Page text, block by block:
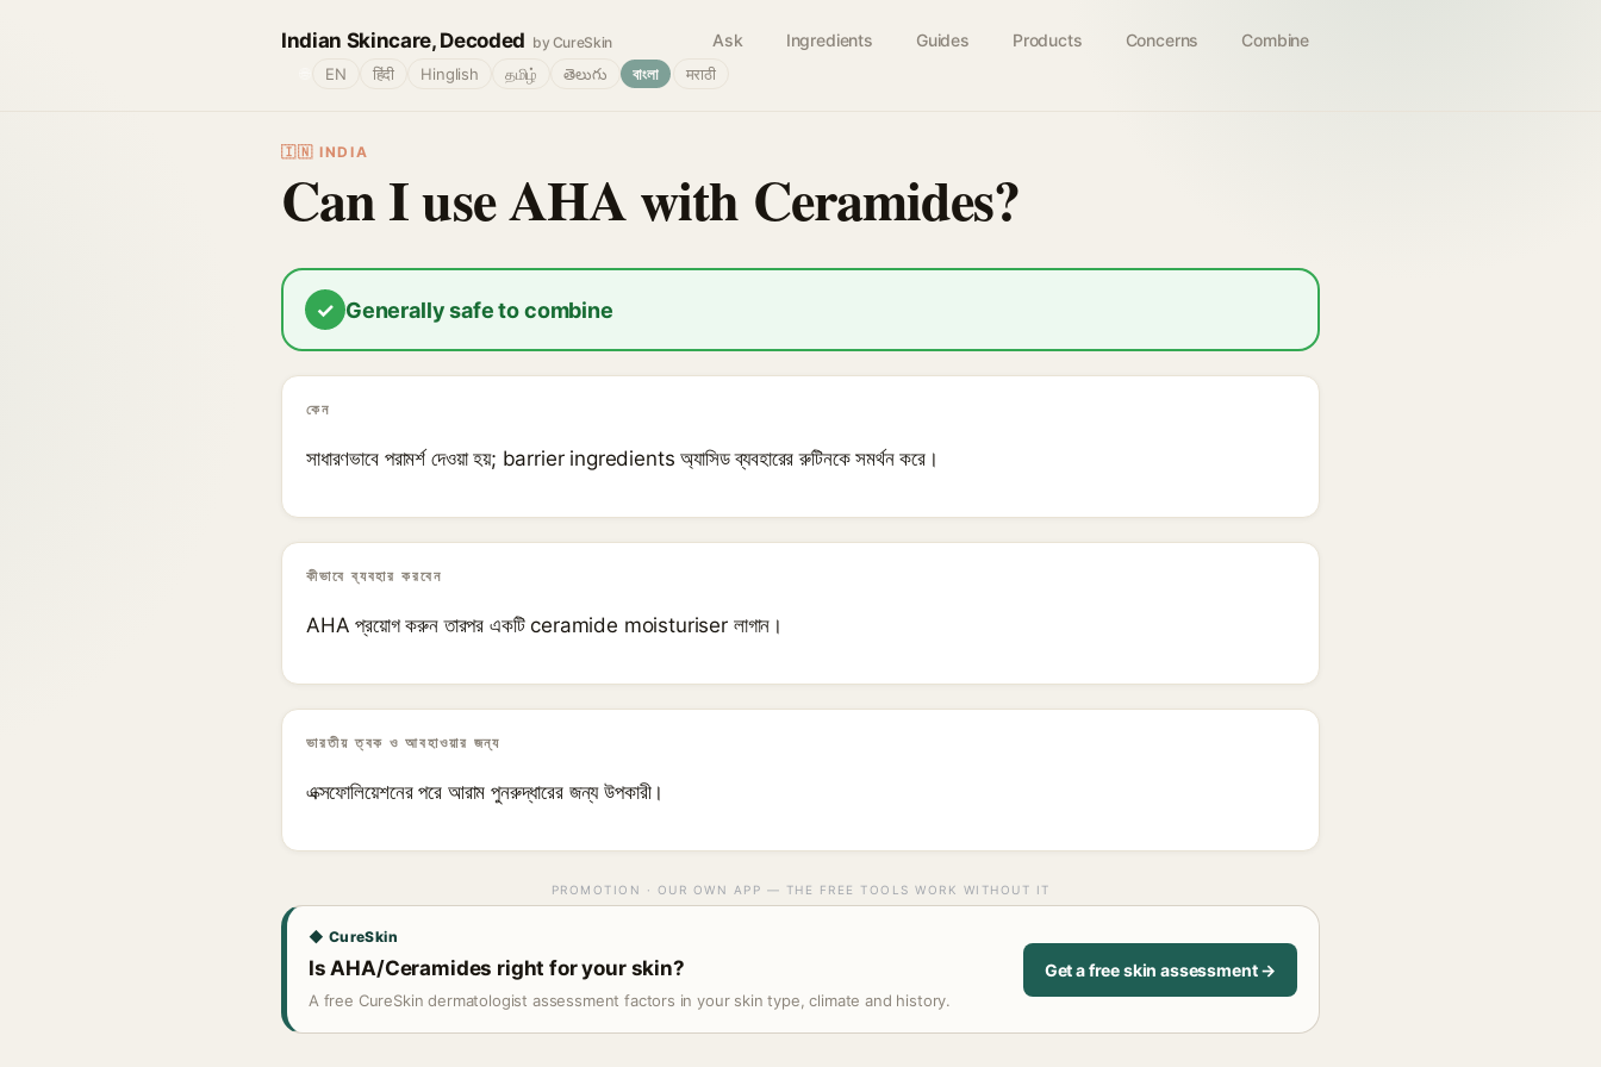
Indian Skincare, Decoded by CureSkin Ask Ingredients Guides Products Concerns Combine
EN हिंदी Hinglish தமிழ் తెలుగు বাংলা मराठी
🇮🇳 INDIA
Can I use AHA with Ceramides?
✓ Generally safe to combine
কেন
সাধারণভাবে পরামর্শ দেওয়া হয়; barrier ingredients অ্যাসিড ব্যবহারের রুটিনকে সমর্থন করে।
কীভাবে ব্যবহার করবেন
AHA প্রয়োগ করুন তারপর একটি ceramide moisturiser লাগান।
ভারতীয় ত্বক ও আবহাওয়ার জন্য
এক্সফোলিয়েশনের পরে আরাম পুনরুদ্ধারের জন্য উপকারী।
PROMOTION · OUR OWN APP — THE FREE TOOLS WORK WITHOUT IT
◆ CureSkin
Is AHA/Ceramides right for your skin?
A free CureSkin dermatologist assessment factors in your skin type, climate and history.
Get a free skin assessment →